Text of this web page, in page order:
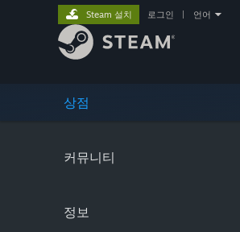
상점
커뮤니티
정보
Steam 설치 로그인 언어